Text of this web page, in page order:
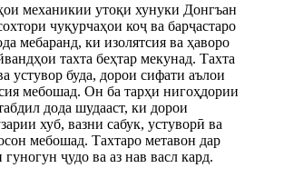
механикии утоқи хунуки Донгъан
чуқурчаҳои коҷ ва барҷастаро
мебаранд, ки изолятсия ва ҳаворо
тахта беҳтар мекунад. Тахта
устувор буда, дорои сифати аълои
мебошад. Он ба тарҳи нигоҳдории
дода шудааст, ки дорои
хуб, вазни сабук, устуворӣ ва
мебошад. Тахтаро метавон дар
гуногун ҷудо ва аз нав васл кард.